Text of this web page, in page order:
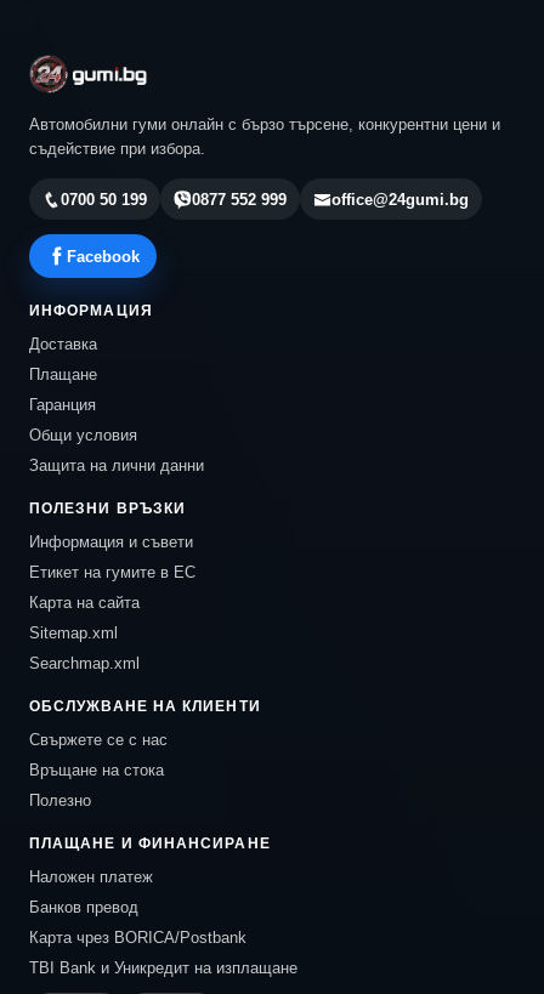
Автомобилни гуми онлайн с бързо търсене, конкурентни цени и
съдействие при избора.
0700 50 199 0877 552 999 office@24gumi.bg
Facebook
ИНФОРМАЦИЯ
Доставка
Плащане
Гаранция
Общи условия
Защита на лични данни
ПОЛЕЗНИ ВРЪЗКИ
Информация и съвети
Етикет на гумите в ЕС
Карта на сайта
Sitemap.xml
Searchmap.xml
ОБСЛУЖВАНЕ НА КЛИЕНТИ
Свържете се с нас
Връщане на стока
Полезно
ПЛАЩАНЕ И ФИНАНСИРАНЕ
Наложен платеж
Банков превод
Карта чрез BORICA/Postbank
TBI Bank и Уникредит на изплащане